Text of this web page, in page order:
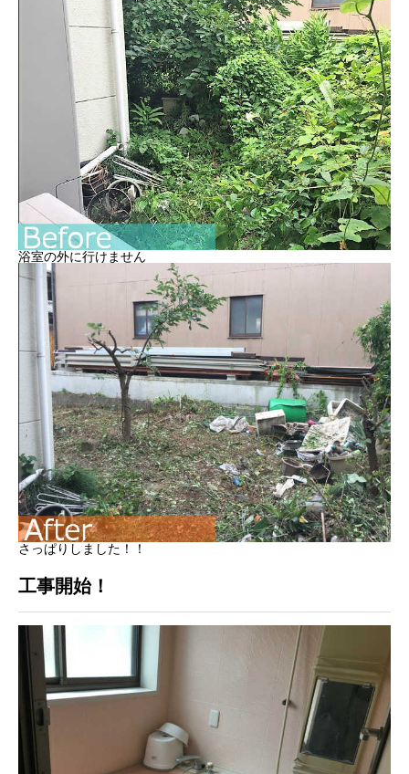
浴室の外に行けません
さっぱりしました！！
工事開始！